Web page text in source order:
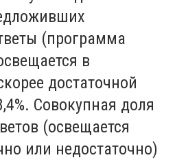
(программа
в
достаточной
Совокупная доля
(освещается
или недостаточно)